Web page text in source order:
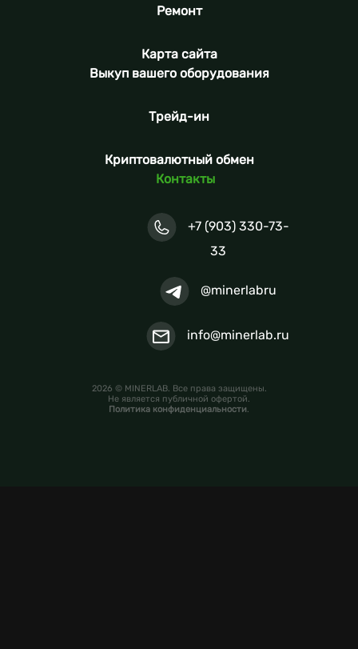
Ремонт
Карта сайта
Выкуп вашего оборудования
Трейд-ин
Криптовалютный обмен
Контакты
+7 (903) 330-73-
33
@minerlabru
info@minerlab.ru
2026 © MINERLAB. Все права защищены.
Не является публичной офертой.
Политика конфиденциальности.